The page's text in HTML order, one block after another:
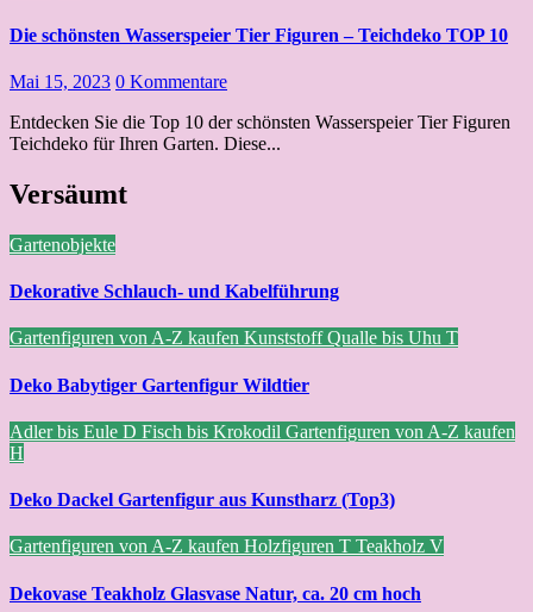
Die schönsten Wasserspeier Tier Figuren – Teichdeko TOP 10
Mai 15, 2023 0 Kommentare
Entdecken Sie die Top 10 der schönsten Wasserspeier Tier Figuren
Teichdeko für Ihren Garten. Diese...
Versäumt
Gartenobjekte
Dekorative Schlauch- und Kabelführung
Gartenfiguren von A-Z kaufen KunststoffQualle bis Uhu T
Deko Babytiger Gartenfigur Wildtier
Adler bis Eule D Fisch bis Krokodil Gartenfiguren von A-Z kaufen
H
Deko Dackel Gartenfigur aus Kunstharz (Top3)
Gartenfiguren von A-Z kaufen Holzfiguren T Teakholz V
Dekovase Teakholz Glasvase Natur, ca. 20 cm hoch